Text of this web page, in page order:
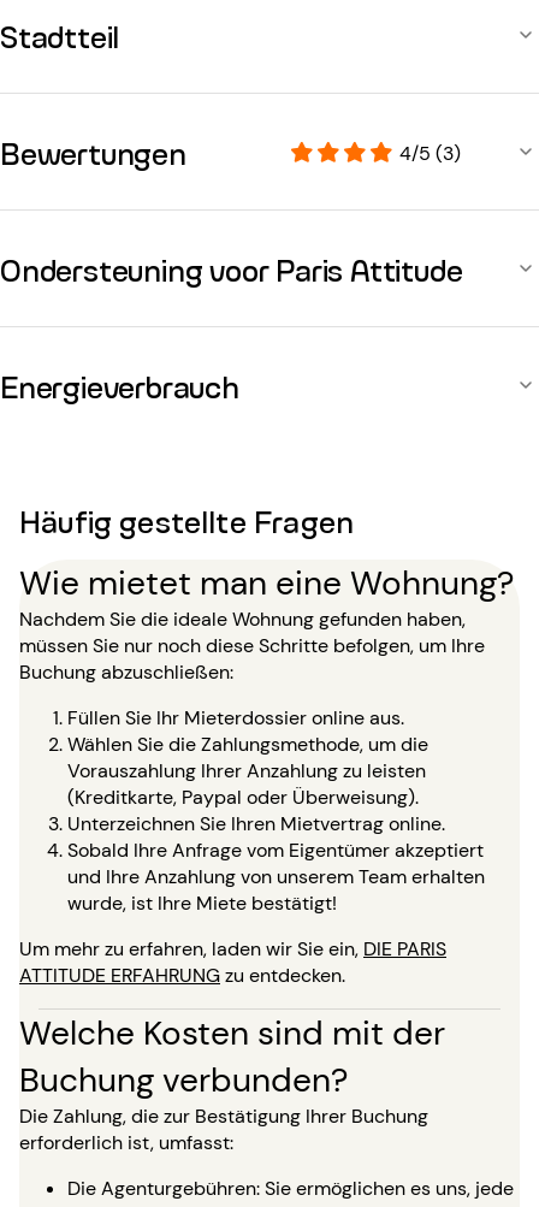
Stadtteil
Bewertungen 4/5 (3)
Ondersteuning voor Paris Attitude
Energieverbrauch
Häufig gestellte Fragen
Wie mietet man eine Wohnung?
Nachdem Sie die ideale Wohnung gefunden haben,
müssen Sie nur noch diese Schritte befolgen, um Ihre
Buchung abzuschließen:
Füllen Sie Ihr Mieterdossier online aus.
Wählen Sie die Zahlungsmethode, um die
Vorauszahlung Ihrer Anzahlung zu leisten
(Kreditkarte, Paypal oder Überweisung).
Unterzeichnen Sie Ihren Mietvertrag online.
Sobald Ihre Anfrage vom Eigentümer akzeptiert
und Ihre Anzahlung von unserem Team erhalten
wurde, ist Ihre Miete bestätigt!
Um mehr zu erfahren, laden wir Sie ein, DIE PARIS
ATTITUDE ERFAHRUNGzu entdecken.
Welche Kosten sind mit der
Buchung verbunden?
Die Zahlung, die zur Bestätigung Ihrer Buchung
erforderlich ist, umfasst:
Die Agenturgebühren: Sie ermöglichen es uns, jede